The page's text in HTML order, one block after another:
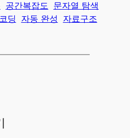
공간복잡도 문자열 탐색
딩 자동 완성
자료구조